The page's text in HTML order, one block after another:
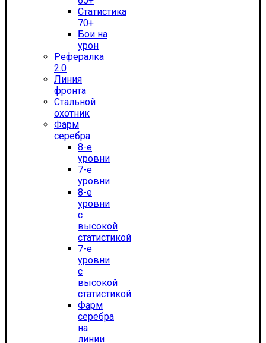
Статистика
70+
Бои на
урон
Рефералка
2.0
Линия
фронта
Стальной
охотник
Фарм
серебра
8-е
уровни
7-е
уровни
8-е
уровни
с
высокой
статистикой
7-е
уровни
с
высокой
статистикой
Фарм
серебра
на
линии